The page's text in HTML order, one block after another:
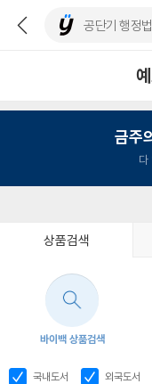
금주
다
상품검색
바이백 상품검색
국내도서 외국도서